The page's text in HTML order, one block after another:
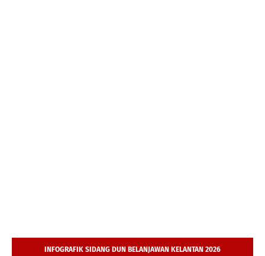
INFOGRAFIK SIDANG DUN BELANJAWAN KELANTAN 2026